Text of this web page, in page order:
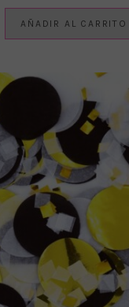
AÑADIR AL CARRITO